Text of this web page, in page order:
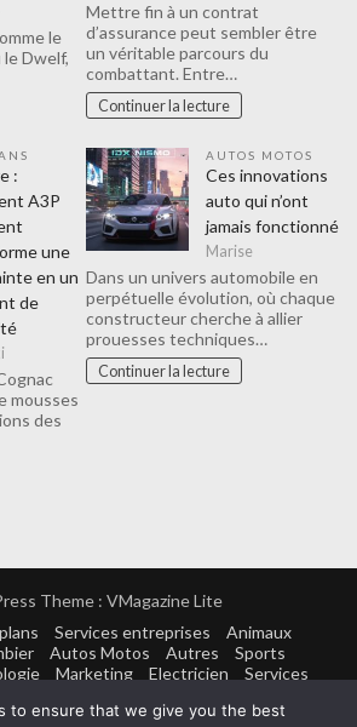
le
le Dwelf,
Mettre fin à un contrat
d’assurance peut sembler être
un véritable parcours du
combattant. Entre…
Continuer la lecture
:
A3P
une
en un
de
mousses
des
AUTOS MOTOS
Ces innovations
auto qui n’ont
jamais fonctionné
Marise
Dans un univers automobile en
perpétuelle évolution, où chaque
constructeur cherche à allier
prouesses techniques…
Continuer la lecture
Theme : VMagazine Lite
Services entreprises
Animaux
Autos Motos Autres
Sports
Marketing Electricien
Services
Enfants Rencontres
Femme
to ensure that we give you the best